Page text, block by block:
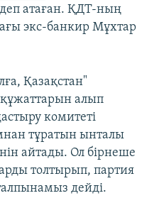
атаған. ҚДТ-ның
экс-банкир Мұхтар
Қазақстан"
алып
комитеті
тұратын ынталы
айтады. Ол бірнеше
толтырып, партия
дейді.